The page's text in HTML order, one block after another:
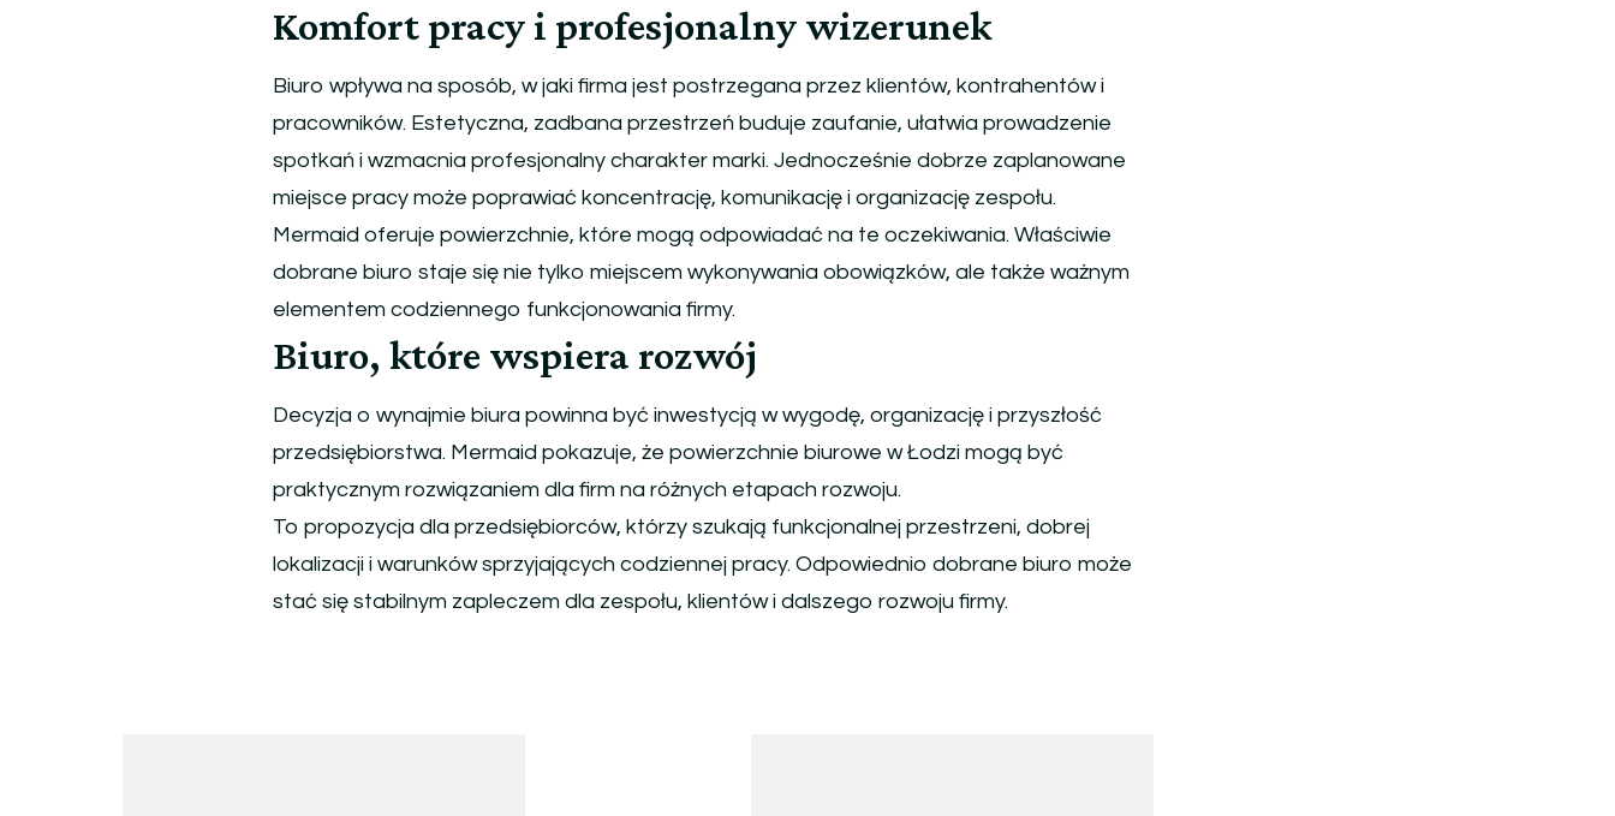
Komfort pracy i profesjonalny wizerunek
Biuro wpływa na sposób, w jaki firma jest postrzegana przez klientów, kontrahentów i
pracowników. Estetyczna, zadbana przestrzeń buduje zaufanie, ułatwia prowadzenie
spotkań i wzmacnia profesjonalny charakter marki. Jednocześnie dobrze zaplanowane
miejsce pracy może poprawiać koncentrację, komunikację i organizację zespołu.
Mermaid oferuje powierzchnie, które mogą odpowiadać na te oczekiwania. Właściwie
dobrane biuro staje się nie tylko miejscem wykonywania obowiązków, ale także ważnym
elementem codziennego funkcjonowania firmy.
Biuro, które wspiera rozwój
Decyzja o wynajmie biura powinna być inwestycją w wygodę, organizację i przyszłość
przedsiębiorstwa. Mermaid pokazuje, że powierzchnie biurowe w Łodzi mogą być
praktycznym rozwiązaniem dla firm na różnych etapach rozwoju.
To propozycja dla przedsiębiorców, którzy szukają funkcjonalnej przestrzeni, dobrej
lokalizacji i warunków sprzyjających codziennej pracy. Odpowiednio dobrane biuro może
stać się stabilnym zapleczem dla zespołu, klientów i dalszego rozwoju firmy.